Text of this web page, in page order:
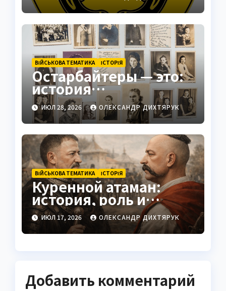
ВІЙСЬКОВА ТЕМАТИКА ІСТОРІЯ
Остарбайтеры — это:
история
принудительного
труда украинцев
ИЮЛ 28, 2026 ОЛЕКСАНДР ДИХТЯРУК
ВІЙСЬКОВА ТЕМАТИКА ІСТОРІЯ
Куренной атаман:
история, роль и
значение
ИЮЛ 17, 2026 ОЛЕКСАНДР ДИХТЯРУК
Добавить комментарий